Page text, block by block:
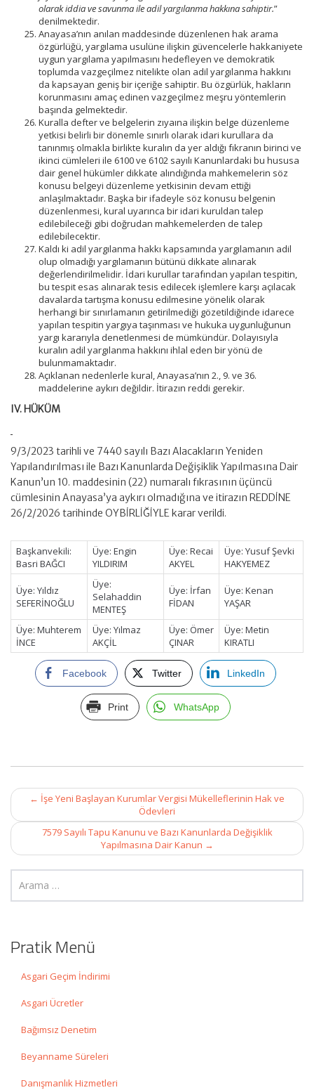
olarak iddia ve savunma ile adil yargılanma hakkına sahiptir.”
denilmektedir.
Anayasa’nın anılan maddesinde düzenlenen hak arama
özgürlüğü, yargılama usulüne ilişkin güvencelerle hakkaniyete
uygun yargılama yapılmasını hedefleyen ve demokratik
toplumda vazgeçilmez nitelikte olan adil yargılanma hakkını
da kapsayan geniş bir içeriğe sahiptir. Bu özgürlük, hakların
korunmasını amaç edinen vazgeçilmez meşru yöntemlerin
başında gelmektedir.
Kuralla defter ve belgelerin zıyaına ilişkin belge düzenleme
yetkisi belirli bir dönemle sınırlı olarak idari kurullara da
tanınmış olmakla birlikte kuralın da yer aldığı fıkranın birinci ve
ikinci cümleleri ile 6100 ve 6102 sayılı Kanunlardaki bu hususa
dair genel hükümler dikkate alındığında mahkemelerin söz
konusu belgeyi düzenleme yetkisinin devam ettiği
anlaşılmaktadır. Başka bir ifadeyle söz konusu belgenin
düzenlenmesi, kural uyarınca bir idari kuruldan talep
edilebileceği gibi doğrudan mahkemelerden de talep
edilebilecektir.
Kaldı ki adil yargılanma hakkı kapsamında yargılamanın adil
olup olmadığı yargılamanın bütünü dikkate alınarak
değerlendirilmelidir. İdari kurullar tarafından yapılan tespitin,
bu tespit esas alınarak tesis edilecek işlemlere karşı açılacak
davalarda tartışma konusu edilmesine yönelik olarak
herhangi bir sınırlamanın getirilmediği gözetildiğinde idarece
yapılan tespitin yargıya taşınması ve hukuka uygunluğunun
yargı kararıyla denetlenmesi de mümkündür. Dolayısıyla
kuralın adil yargılanma hakkını ihlal eden bir yönü de
bulunmamaktadır.
Açıklanan nedenlerle kural, Anayasa’nın 2., 9. ve 36.
maddelerine aykırı değildir. İtirazın reddi gerekir.
IV. HÜKÜM
9/3/2023 tarihli ve 7440 sayılı Bazı Alacakların Yeniden
Yapılandırılması ile Bazı Kanunlarda Değişiklik Yapılmasına Dair
Kanun’un 10. maddesinin (22) numaralı fıkrasının üçüncü
cümlesinin Anayasa’ya aykırı olmadığına ve itirazın REDDİNE
26/2/2026 tarihinde OYBİRLİĞİYLE karar verildi.
Başkanvekili:
Basri BAĞCI
Üye: Engin
YILDIRIM
Üye: Recai
AKYEL
Üye: Yusuf Şevki
HAKYEMEZ
Üye: Yıldız
SEFERİNOĞLU
Üye:
Selahaddin
MENTEŞ
Üye: İrfan
FİDAN
Üye: Kenan
YAŞAR
Üye: Muhterem
İNCE
Üye: Yılmaz
AKÇİL
Üye: Ömer
ÇINAR
Üye: Metin
KIRATLI
Facebook Twitter LinkedIn
Print WhatsApp
Post
navigation
← İşe Yeni Başlayan Kurumlar Vergisi Mükelleflerinin Hak ve
Ödevleri
7579 Sayılı Tapu Kanunu ve Bazı Kanunlarda Değişiklik
Yapılmasına Dair Kanun →
Pratik Menü
Asgari Geçim İndirimi
Asgari Ücretler
Bağımsız Denetim
Beyanname Süreleri
Danışmanlık Hizmetleri